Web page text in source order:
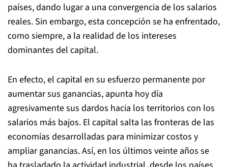
países, dando lugar a una convergencia de los salarios
reales. Sin embargo, esta concepción se ha enfrentado,
como siempre, a la realidad de los intereses
dominantes del capital.
En efecto, el capital en su esfuerzo permanente por
aumentar sus ganancias, apunta hoy día
agresivamente sus dardos hacia los territorios con los
salarios más bajos. El capital salta las fronteras de las
economías desarrolladas para minimizar costos y
ampliar ganancias. Así, en los últimos veinte años se